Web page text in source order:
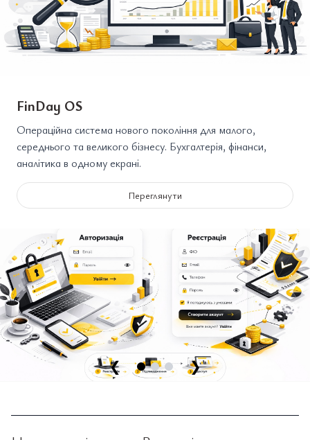
FinDay OS
Операційна система нового покоління для малого,
середнього та великого бізнесу. Бухгалтерія, фінанси,
аналітика в одному екрані.
Переглянути
❮ ❯